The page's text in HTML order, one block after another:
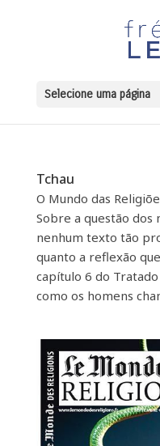
Selecione uma página
Tchau
O Mundo das
Sobre a questão dos
nenhum texto tão
quanto a reflexão
capítulo 6 do
como os homens